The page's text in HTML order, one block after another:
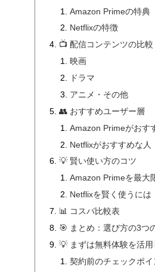
Amazon Primeの特典
Netflixの特徴
📺 配信コンテンツの比較
映画
ドラマ
アニメ・その他
👥 おすすめユーザー層
Amazon Primeがおす
Netflixがおすすめな人
💡 賢い使い方のコツ
Amazon Primeを最大
Netflixを賢く使うには
📊 コスパ比較表
🎯 まとめ：選び方の3つ
💡 まずは無料体験を活用
契約前のチェックポイ